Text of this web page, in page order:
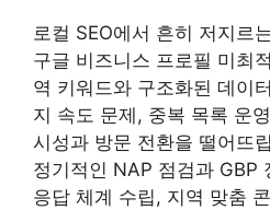
로컬 SEO에서 흔히 저지르
구글 비즈니스 프로필 미최
역 키워드와 구조화된 데이
지 속도 문제, 중복 목록 운
시성과 방문 전환을 떨어뜨
정기적인 NAP 점검과 GBP
응답 체계 수립, 지역 맞춤